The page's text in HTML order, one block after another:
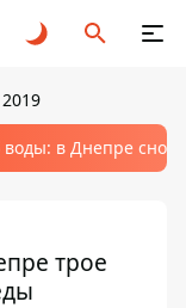
воды: в Днепре
трое